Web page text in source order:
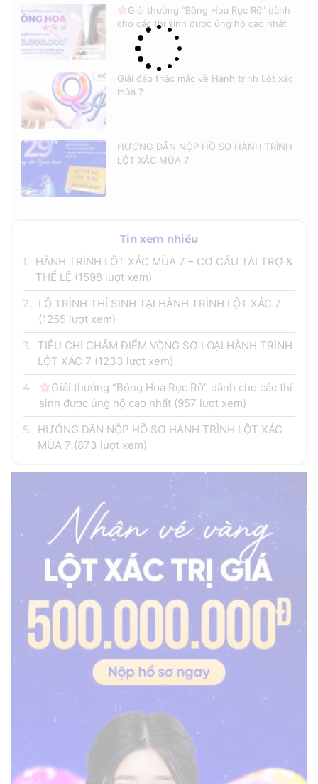
Giải thưởng “Bông Hoa Rực Rỡ” dành
cho các thí sinh được ủng hộ cao nhất
Giải đáp thắc mắc về Hành trình Lột xác
mùa 7
HƯỚNG DẪN NỘP HỒ SƠ HÀNH TRÌNH
LỘT XÁC MÙA 7
Tin xem nhiều
1.
HÀNH TRÌNH LỘT XÁC MÙA 7 – CƠ CẤU TÀI TRỢ &
THỂ LỆ (1598 lượt xem)
2.
LỘ TRÌNH THÍ SINH TẠI HÀNH TRÌNH LỘT XÁC 7
(1255 lượt xem)
3.
TIÊU CHÍ CHẤM ĐIỂM VÒNG SƠ LOẠI HÀNH TRÌNH
LỘT XÁC 7 (1233 lượt xem)
4.
Giải thưởng “Bông Hoa Rực Rỡ” dành cho các thí
sinh được ủng hộ cao nhất (957 lượt xem)
5.
HƯỚNG DẪN NỘP HỒ SƠ HÀNH TRÌNH LỘT XÁC
MÙA 7 (873 lượt xem)